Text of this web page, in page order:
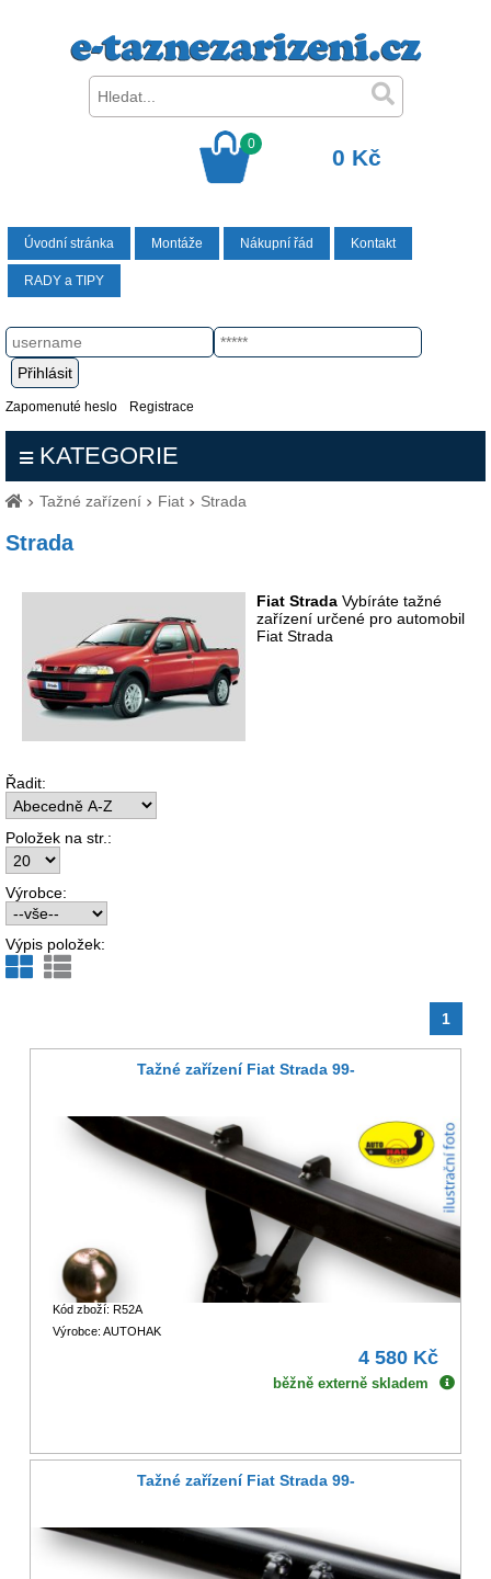
0
0 Kč
Úvodní stránka Montáže Nákupní řád Kontakt
RADY a TIPY
Zapomenuté heslo Registrace
KATEGORIE
Tažné zařízení Fiat Strada
Strada
Fiat Strada Vybíráte tažné
zařízení určené pro automobil
Fiat Strada
Řadit:
Položek na str.:
Výrobce:
Výpis položek:
1
Tažné zařízení Fiat Strada 99-
Kód zboží: R52A
Výrobce: AUTOHAK
4 580 Kč
běžně externě skladem
Tažné zařízení Fiat Strada 99-